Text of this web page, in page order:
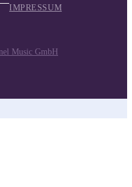
IMPRESSUM
Music GmbH